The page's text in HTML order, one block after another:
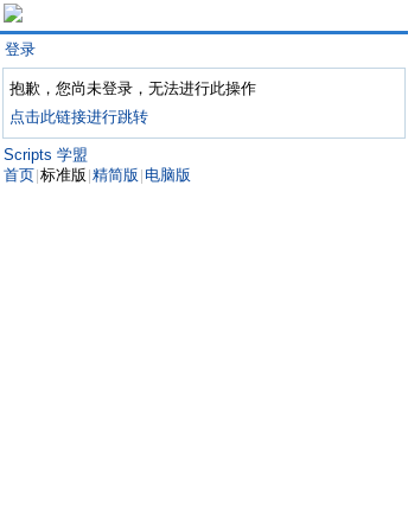
登录
抱歉，您尚未登录，无法进行此操作
点击此链接进行跳转
Scripts 学盟
首页 标准版 精简版 电脑版